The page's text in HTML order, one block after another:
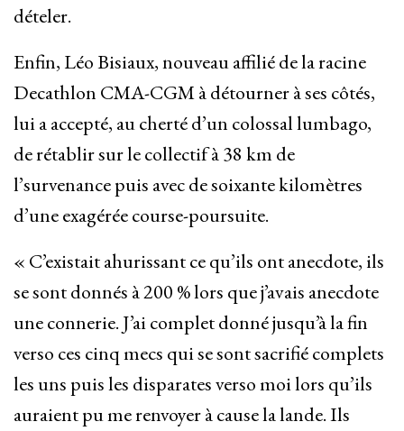
dételer.
Enfin, Léo Bisiaux, nouveau affilié de la racine
Decathlon CMA-CGM à détourner à ses côtés,
lui a accepté, au cherté d’un colossal lumbago,
de rétablir sur le collectif à 38 km de
l’survenance puis avec de soixante kilomètres
d’une exagérée course-poursuite.
« C’existait ahurissant ce qu’ils ont anecdote, ils
se sont donnés à 200 % lors que j’avais anecdote
une connerie. J’ai complet donné jusqu’à la fin
verso ces cinq mecs qui se sont sacrifié complets
les uns puis les disparates verso moi lors qu’ils
auraient pu me renvoyer à cause la lande. Ils